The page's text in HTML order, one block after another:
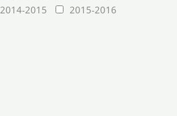
2014-2015
2015-2016